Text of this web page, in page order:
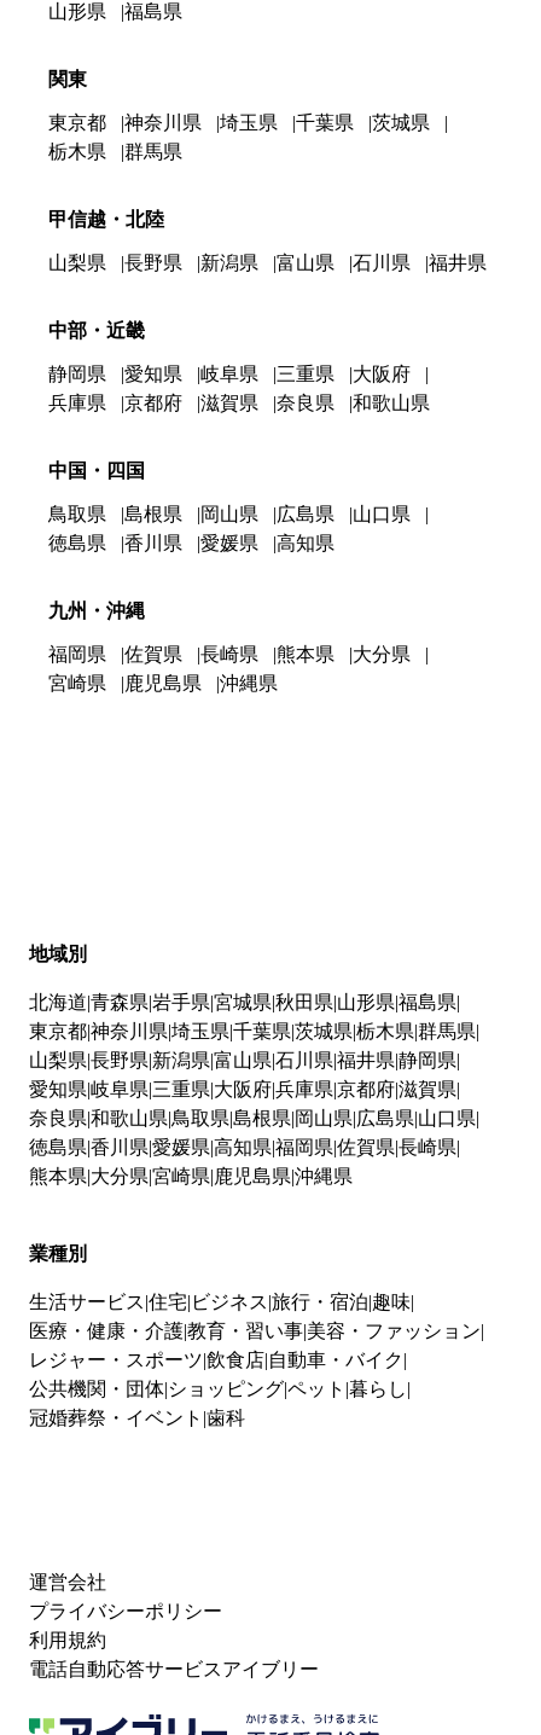
山形県
福島県
関東
東京都 神奈川県 埼玉県 千葉県
茨城県
栃木県
群馬県
甲信越・北陸
山梨県 長野県 新潟県 富山県 石川県 福井県
中部・近畿
静岡県 愛知県 岐阜県 三重県
大阪府
兵庫県
京都府 滋賀県 奈良県 和歌山県
中国・四国
鳥取県 島根県 岡山県 広島県
山口県
徳島県
香川県 愛媛県 高知県
九州・沖縄
福岡県 佐賀県 長崎県 熊本県
大分県
宮崎県
鹿児島県 沖縄県
地域別
北海道 青森県 岩手県 宮城県 秋田県 山形県 福島県
東京都神奈川県 埼玉県 千葉県 茨城県 栃木県 群馬県
山梨県 長野県 新潟県 富山県 石川県 福井県 静岡県
愛知県 岐阜県 三重県 大阪府兵庫県 京都府滋賀県
奈良県 和歌山県 鳥取県 島根県 岡山県 広島県 山口県
徳島県 香川県 愛媛県 高知県 福岡県 佐賀県 長崎県
熊本県 大分県 宮崎県 鹿児島県 沖縄県
業種別
生活サービス 住宅 ビジネス 旅行・宿泊 趣味
医療・健康・介護教育・習い事 美容・ファッション
レジャー・スポーツ 飲食店 自動車・バイク
公共機関・団体 ショッピングペット 暮らし
冠婚葬祭・イベント 歯科
運営会社
プライバシーポリシー
利用規約
電話自動応答サービスアイブリー